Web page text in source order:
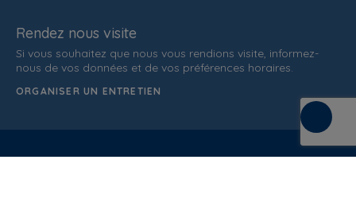
Rendez nous visite
Si vous souhaitez que nous vous rendions visite, informez-
nous de vos données et de vos préférences horaires.
ORGANISER UN ENTRETIEN